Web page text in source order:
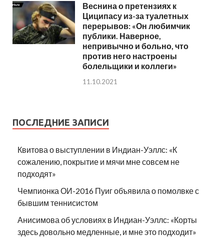
Веснина о претензиях к
Циципасу из-за туалетных
перерывов: «Он любимчик
публики. Наверное,
непривычно и больно, что
против него настроены
болельщики и коллеги»
11.10.2021
ПОСЛЕДНИЕ ЗАПИСИ
Квитова о выступлении в Индиан-Уэллс: «К
сожалению, покрытие и мячи мне совсем не
подходят»
Чемпионка ОИ-2016 Пуиг объявила о помолвке с
бывшим теннисистом
Анисимова об условиях в Индиан-Уэллс: «Корты
здесь довольно медленные, и мне это подходит»